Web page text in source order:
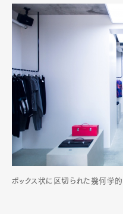
ボックス状に区切られた幾何学的